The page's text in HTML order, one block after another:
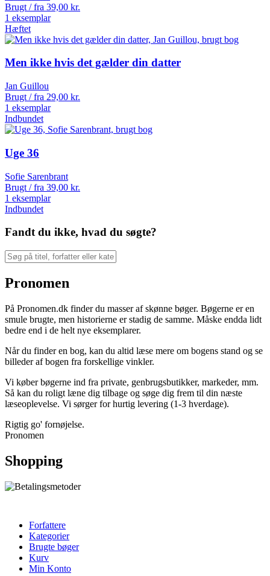
Brugt / fra 39,00 kr.
1 eksemplar
Hæftet
Men ikke hvis det gælder din datter
Jan Guillou
Brugt / fra 29,00 kr.
1 eksemplar
Indbundet
Uge 36
Sofie Sarenbrant
Brugt / fra 39,00 kr.
1 eksemplar
Indbundet
Fandt du ikke, hvad du søgte?
Pronomen
På Pronomen.dk finder du masser af skønne bøger. Bøgerne er en
smule brugte, men historierne er stadig de samme. Måske endda lidt
bedre end i de helt nye eksemplarer.
Når du finder en bog, kan du altid læse mere om bogens stand og se
billeder af bogen fra forskellige vinkler.
Vi køber bøgerne ind fra private, genbrugsbutikker, markeder, mm.
Så kan du roligt læne dig tilbage og søge dig frem til din næste
læseoplevelse. Vi sørger for hurtig levering (1-3 hverdage).
Rigtig go' fornøjelse.
Pronomen
Shopping
Forfattere
Kategorier
Brugte bøger
Kurv
Min Konto